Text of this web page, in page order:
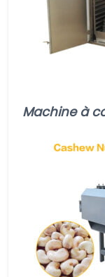
Machine à